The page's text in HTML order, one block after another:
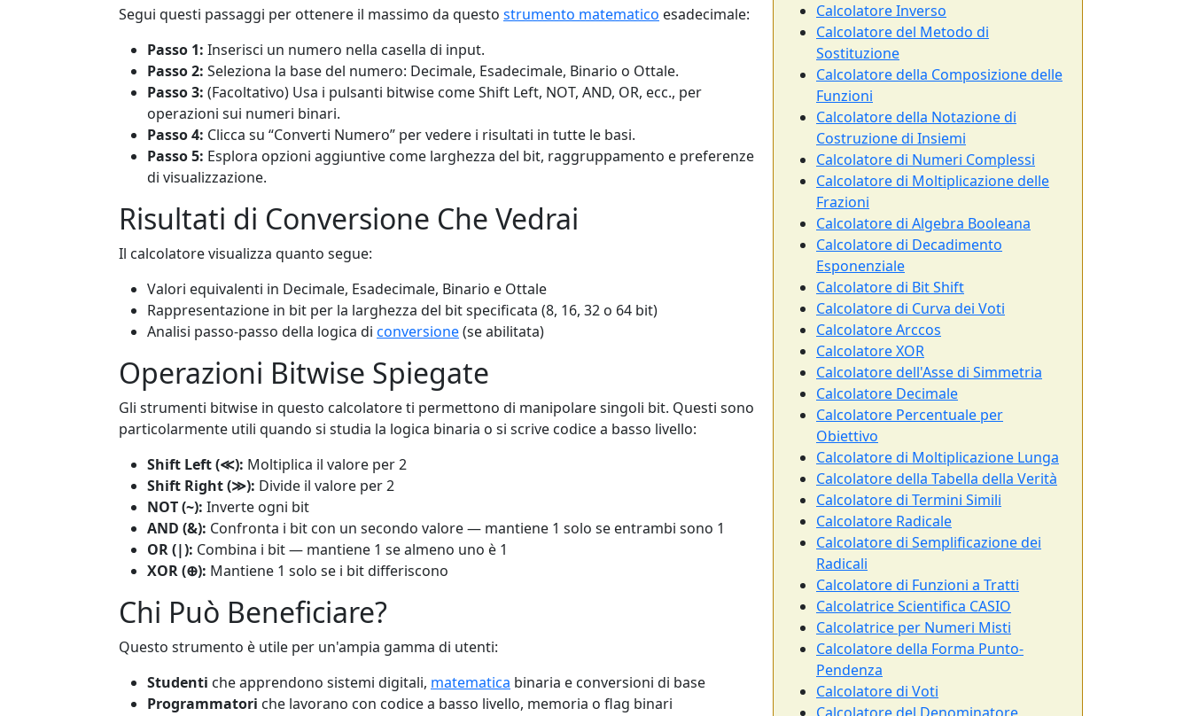
Segui questi passaggi per ottenere il massimo da questo strumento matematico esadecimale:
Passo 1: Inserisci un numero nella casella di input.
Passo 2: Seleziona la base del numero: Decimale, Esadecimale, Binario o Ottale.
Passo 3: (Facoltativo) Usa i pulsanti bitwise come Shift Left, NOT, AND, OR, ecc., per
operazioni sui numeri binari.
Passo 4: Clicca su “Converti Numero” per vedere i risultati in tutte le basi.
Passo 5: Esplora opzioni aggiuntive come larghezza del bit, raggruppamento e preferenze
di visualizzazione.
Risultati di Conversione Che Vedrai
Il calcolatore visualizza quanto segue:
Valori equivalenti in Decimale, Esadecimale, Binario e Ottale
Rappresentazione in bit per la larghezza del bit specificata (8, 16, 32 o 64 bit)
Analisi passo-passo della logica di conversione(se abilitata)
Operazioni Bitwise Spiegate
Gli strumenti bitwise in questo calcolatore ti permettono di manipolare singoli bit. Questi sono
particolarmente utili quando si studia la logica binaria o si scrive codice a basso livello:
Shift Left (≪): Moltiplica il valore per 2
Shift Right (≫): Divide il valore per 2
NOT (~): Inverte ogni bit
AND (&): Confronta i bit con un secondo valore — mantiene 1 solo se entrambi sono 1
OR (|): Combina i bit — mantiene 1 se almeno uno è 1
XOR (⊕): Mantiene 1 solo se i bit differiscono
Chi Può Beneficiare?
Questo strumento è utile per un'ampia gamma di utenti:
Studenti che apprendono sistemi digitali, matematica binaria e conversioni di base
Programmatori che lavorano con codice a basso livello, memoria o flag binari
Calcolatore Inverso
Calcolatore del Metodo di
Sostituzione
Calcolatore della Composizione delle
Funzioni
Calcolatore della Notazione di
Costruzione di Insiemi
Calcolatore di Numeri Complessi
Calcolatore di Moltiplicazione delle
Frazioni
Calcolatore di Algebra Booleana
Calcolatore di Decadimento
Esponenziale
Calcolatore di Bit Shift
Calcolatore di Curva dei Voti
Calcolatore Arccos
Calcolatore XOR
Calcolatore dell'Asse di Simmetria
Calcolatore Decimale
Calcolatore Percentuale per
Obiettivo
Calcolatore di Moltiplicazione Lunga
Calcolatore della Tabella della Verità
Calcolatore di Termini Simili
Calcolatore Radicale
Calcolatore di Semplificazione dei
Radicali
Calcolatore di Funzioni a Tratti
Calcolatrice Scientifica CASIO
Calcolatrice per Numeri Misti
Calcolatore della Forma Punto-
Pendenza
Calcolatore di Voti